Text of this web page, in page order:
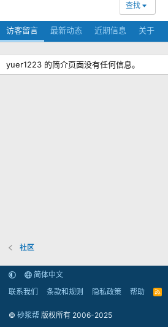
查找
访客留言 最新动态 近期信息 关于
yuer1223 的简介页面没有任何信息。
社区
简体中文
联系我们
条款和规则 隐私政策 帮助
R
© 砂浆帮 版权所有 2006-2025